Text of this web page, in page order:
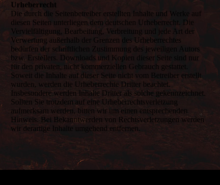
Urheberrecht
Die durch die Seitenbetreiber erstellten Inhalte und Werke auf
diesen Seiten unterliegen dem deutschen Urheberrecht. Die
Vervielfältigung, Bearbeitung, Verbreitung und jede Art der
Verwertung außerhalb der Grenzen des Urheberrechtes
bedürfen der schriftlichen Zustimmung des jeweiligen Autors
bzw. Erstellers. Downloads und Kopien dieser Seite sind nur
für den privaten, nicht kommerziellen Gebrauch gestattet.
Soweit die Inhalte auf dieser Seite nicht vom Betreiber erstellt
wurden, werden die Urheberrechte Dritter beachtet.
Insbesondere werden Inhalte Dritter als solche gekennzeichnet.
Sollten Sie trotzdem auf eine Urheberrechtsverletzung
aufmerksam werden, bitten wir um einen entsprechenden
Hinweis. Bei Bekanntwerden von Rechtsverletzungen werden
wir derartige Inhalte umgehend entfernen.